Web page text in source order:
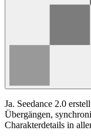
Ja. Seedance 2.0
Übergängen,
Charakterdetails in